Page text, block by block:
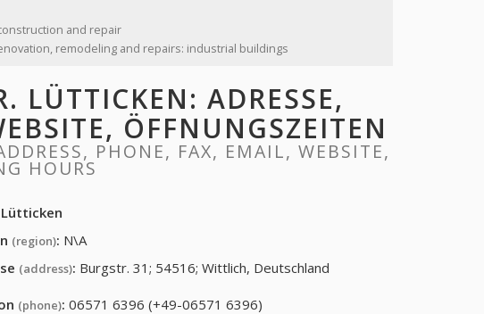
and repair
remodeling and repairs: industrial buildings
LÜTTICKEN: ADRESSE,
ÖFFNUNGSZEITEN
PHONE, FAX, EMAIL, WEBSITE,
HOURS
(region): N\A
(address): Burgstr. 31; 54516; Wittlich, Deutschland
(phone): 06571 6396 (+49-06571 6396)